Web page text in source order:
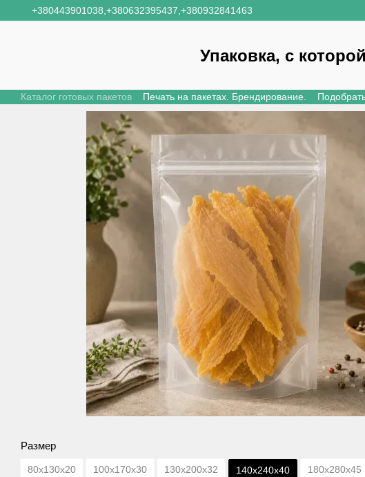
Перейти к основному контенту
+380443901038, +380632395437, +380932841463
Упаковка, с
Каталог готовых пакетов
Печать на пакетах. Брендирование.
Размер
80х130х20 100х170х30 130х200х32 140х240х40 180х280х45